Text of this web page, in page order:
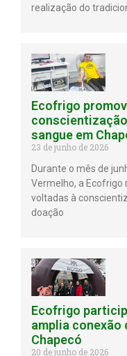
realização do
Ecofrigo
sangue em
23 de junho de 2026
Durante o mês de
Vermelho, a Ecofrigo
voltadas à
doação
Ecofrigo
amplia conexão
Chapecó
20 de junho de 2026